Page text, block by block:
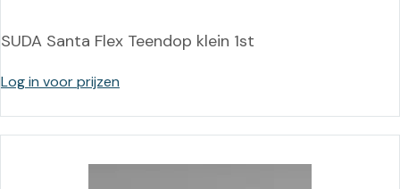
SUDA Santa Flex Teendop klein 1st
Log in voor prijzen